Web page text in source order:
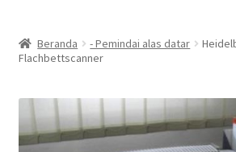
perlindungan data
Beranda - Pemindai alas datar
Flachbettscanner